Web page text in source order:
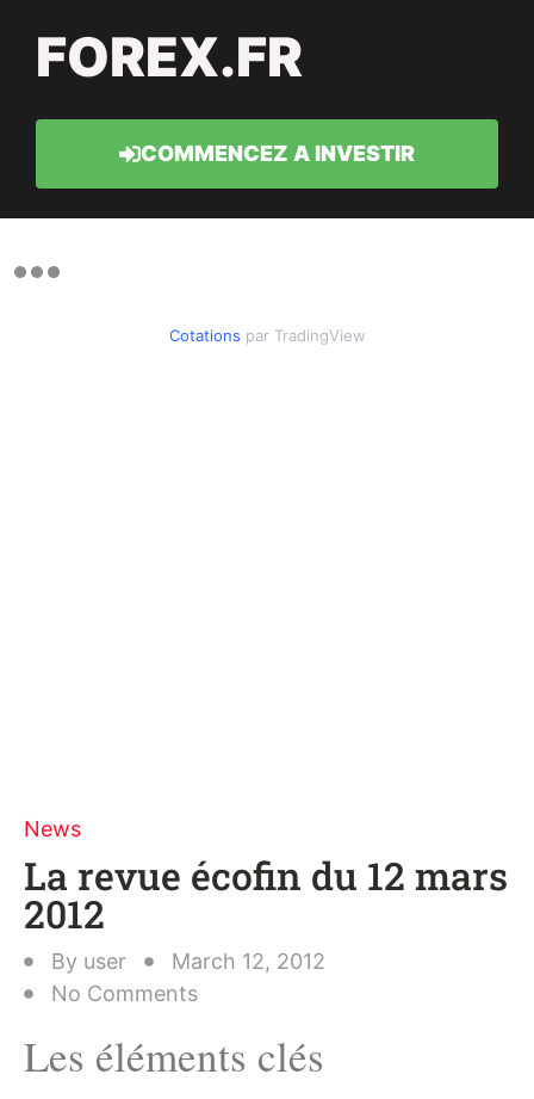
FOREX.FR
COMMENCEZ A INVESTIR
Cotations par TradingView
News
La revue écofin du 12 mars
2012
By user
March 12, 2012
No Comments
Les éléments clés